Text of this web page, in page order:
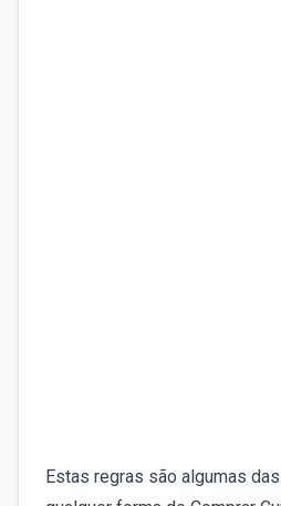
Estas regras são algumas